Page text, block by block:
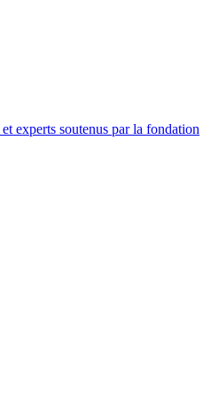
experts soutenus par la fondation